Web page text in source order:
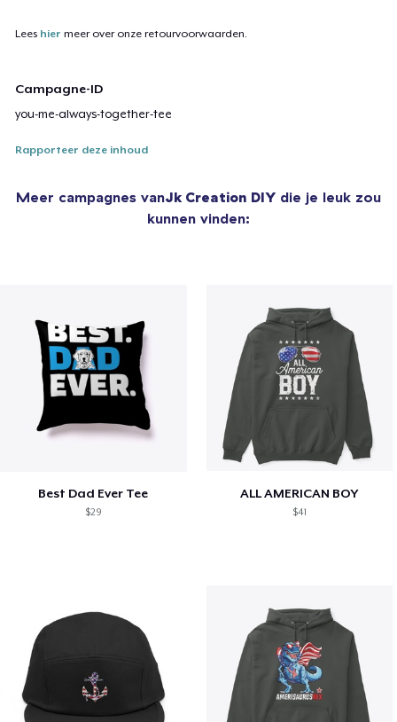
Lees hier meer over onze retourvoorwaarden.
Campagne-ID
you-me-always-together-tee
Rapporteer deze inhoud
Meer campagnes vanJk Creation DIY die je leuk zou
kunnen vinden:
Best Dad Ever Tee
$29
ALL AMERICAN BOY
$41